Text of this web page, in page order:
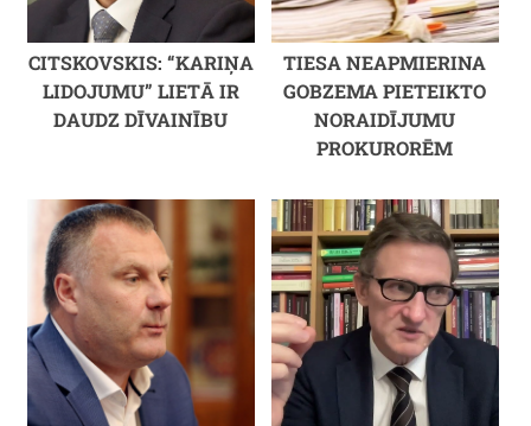
CITSKOVSKIS: “KARIŅA
LIDOJUMU” LIETĀ IR
DAUDZ DĪVAINĪBU
TIESA NEAPMIERINA
GOBZEMA PIETEIKTO
NORAIDĪJUMU
PROKURORĒM